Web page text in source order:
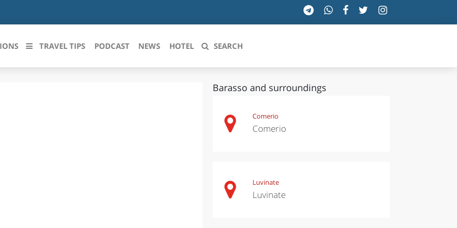
TOSCANA
VALLE D'AOSTA
TRAVEL TIPS PODCAST NEWS HOTEL SEARCH
Barasso and surroundings
Comerio
Comerio
Luvinate
Luvinate